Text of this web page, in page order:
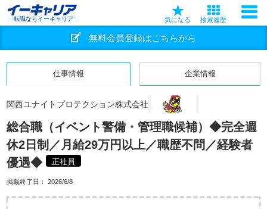
転職ならイーキャリア 気になる 検索履歴
無料会員登録はこちらから
仕事情報 企業情報
関西ユナイトプロテクション株式会社
総合職（イベント警備・管理職候補）◆完全週
休2日制／月給29万円以上／職歴不問／経験者
優遇◆
正社員
掲載終了日： 2026/6/8